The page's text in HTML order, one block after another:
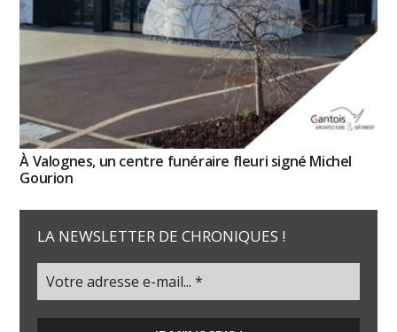
À Valognes, un centre funéraire fleuri signé Michel
Gourion
LA NEWSLETTER DE CHRONIQUES !